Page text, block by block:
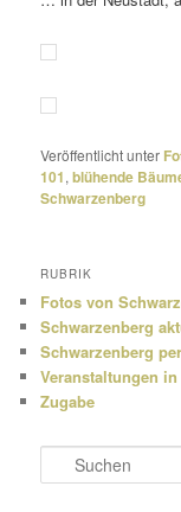
Veröffentlicht unter
101,blühende
Schwarzenberg
RUBRIK
Fotos von
Schwarzenberg
Schwarzenberg
Veranstaltungen
Zugabe
u